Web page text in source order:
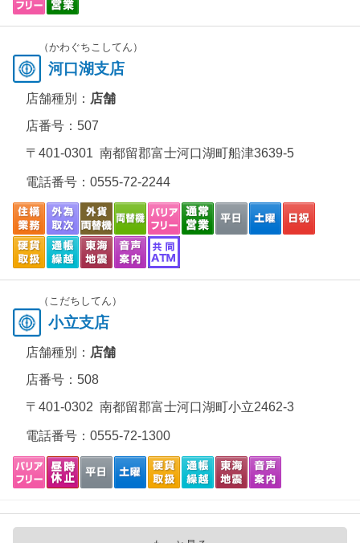
（かわぐちこしてん）
河口湖支店
店舗種別： 店舗
店番号：507
〒401-0301 南都留郡富士河口湖町船津3639-5
電話番号： 0555-72-2244
（こだちしてん）
小立支店
店舗種別： 店舗
店番号：508
〒401-0302 南都留郡富士河口湖町小立2462-3
電話番号： 0555-72-1300